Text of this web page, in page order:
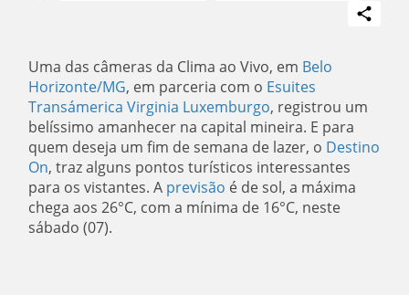
Uma das câmeras da Clima ao Vivo, em Belo
Horizonte/MG, em parceria com o Esuites
Transámerica Virginia Luxemburgo, registrou um
belíssimo amanhecer na capital mineira. E para
quem deseja um fim de semana de lazer, o Destino
On, traz alguns pontos turísticos interessantes
para os vistantes. A previsão é de sol, a máxima
chega aos 26°C, com a mínima de 16°C, neste
sábado (07).